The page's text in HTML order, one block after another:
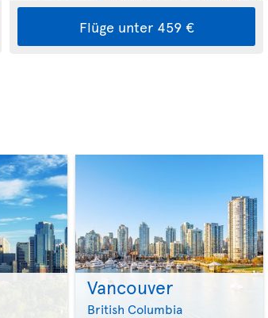
Flüge unter 459 €
>
Vancouver
British Columbia